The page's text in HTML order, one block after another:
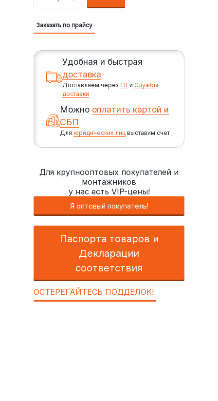
Заказать по прайсу
Удобная и быстрая
доставка
Доставляем через ТК иСлужбы
доставки
Можно оплатить картой и
СБП
Дляюридических лиц выставим счет
Для крупнооптовых покупателей и
монтажников
у нас есть VIP-цены!
Я оптовый покупатель!
Паспорта товаров и
Декларации
соответствия
ОСТЕРЕГАЙТЕСЬ ПОДДЕЛОК!